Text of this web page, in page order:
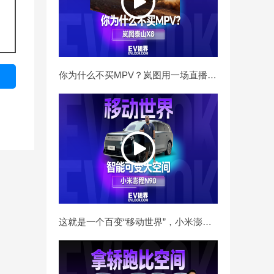
你为什么不买MPV？岚图用一场直播挑战告诉你
这就是一个百变“移动世界”，小米澎程N90家用新选择